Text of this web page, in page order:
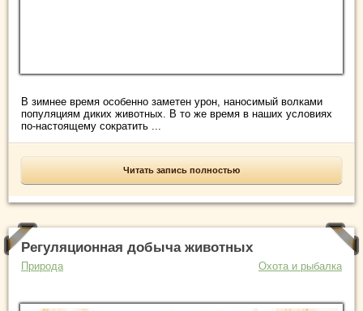
В зимнее время особенно заметен урон, наносимый волками
популяциям диких животных. В то же время в наших условиях
по-настоящему сократить ...
Читать запись полностью
Регуляционная добыча животных
Природа Охота и рыбалка